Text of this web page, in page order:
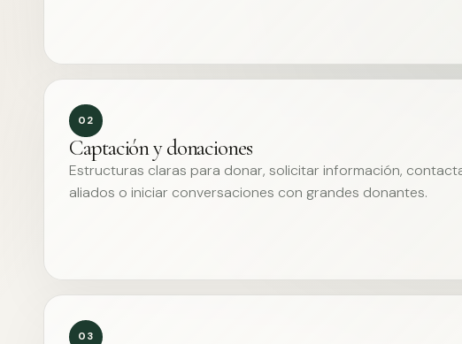
02
Captación y donaciones
Estructuras claras para donar, solicitar información,
aliados o iniciar conversaciones con grandes donantes.
03